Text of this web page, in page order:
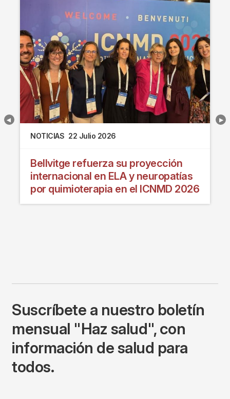
NOTICIAS 22 Julio 2026
Bellvitge refuerza su proyección
internacional en ELA y neuropatías
por quimioterapia en el ICNMD 2026
Suscríbete a nuestro boletín
mensual "Haz salud", con
información de salud para
todos.